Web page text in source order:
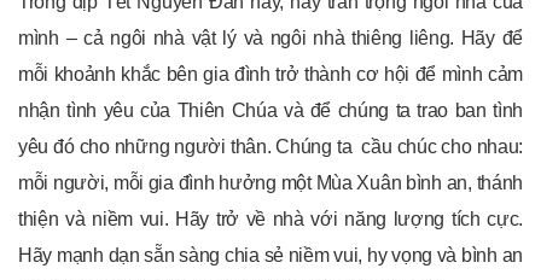
mình – cả ngôi nhà vật lý và ngôi nhà thiêng liêng. Hãy để
mỗi khoảnh khắc bên gia đình trở thành cơ hội để mình cảm
nhận tình yêu của Thiên Chúa và để chúng ta trao ban tình
yêu đó cho những người thân. Chúng ta cầu chúc cho nhau:
mỗi người, mỗi gia đình hưởng một Mùa Xuân bình an, thánh
thiện và niềm vui. Hãy trở về nhà với năng lượng tích cực.
Hãy mạnh dạn sẵn sàng chia sẻ niềm vui, hy vọng và bình an